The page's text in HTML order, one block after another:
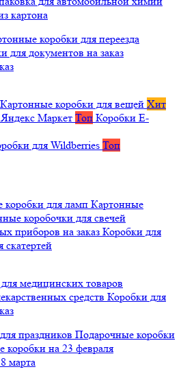
картона
коробки для переезда
для документов на заказ
Картонные коробки для вещей Хит
Маркет Топ Коробки E-
для Wildberries Топ
коробки для ламп Картонные
коробочки для свечей
приборов на заказ Коробки для
скатертей
медицинских товаров
средств Коробки для
праздников Подарочные коробки
коробки на 23 февраля
марта